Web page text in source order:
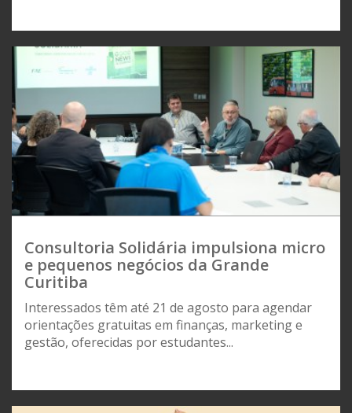
Consultoria Solidária impulsiona micro
e pequenos negócios da Grande
Curitiba
Interessados têm até 21 de agosto para agendar
orientações gratuitas em finanças, marketing e
gestão, oferecidas por estudantes...